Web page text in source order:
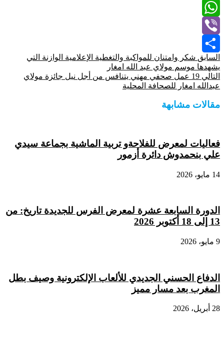
Email
WhatsApp
Viber
Share
السابق شكر وامتنان للمواكبة والتغطية الإعلامية الوازنة التي
يشهدها موسم مولاي عبد الله امغار
التالي
19 عمل صحفي مهني يتنافس من أجل نيل جائزة مولاي
عبدالله امغار للصحافة المحلية
مقالات مشابهة
فعاليات لمعرض للفلاحةو تربية الماشية بجماعة سيدي
علي بنحمدوش دائرة أزمور
14 مايو، 2026
الدورة السابعة عشرة لمعرض الفرس للجديدة تاريخ: من
13 إلى 18 أكتوبر 2026
9 مايو، 2026
الدفاع الحسني الجديدي للألعاب الإلكترونية وصيف بطل
المغرب بعد مسار مميز
28 أبريل، 2026